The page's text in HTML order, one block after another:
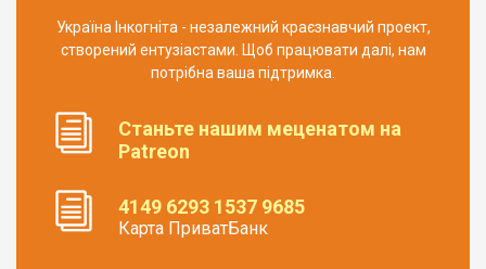
Україна Інкогніта - незалежний краєзнавчий проект,
створений ентузіастами. Щоб працювати далі, нам
потрібна ваша підтримка.
Станьте нашим меценатом на
Patreon
4149 6293 1537 9685
Карта ПриватБанк